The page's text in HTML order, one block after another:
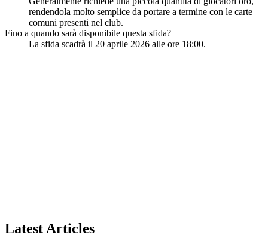
rendendola molto semplice da portare a termine con le carte
comuni presenti nel club.
Fino a quando sarà disponibile questa sfida?
La sfida scadrà il 20 aprile 2026 alle ore 18:00.
Latest Articles